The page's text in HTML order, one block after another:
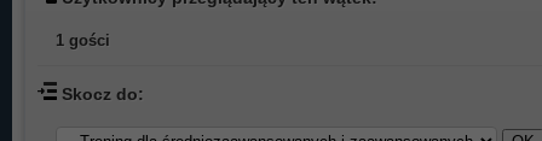
1 gości
Skocz do: